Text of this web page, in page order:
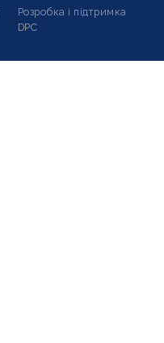
Розробка і підтримка
DPC